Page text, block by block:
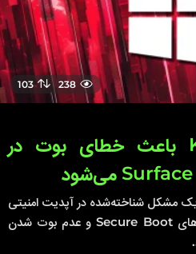
238
103
آپدیت KB۵۰۶۰۵۳۳ باعث خطای بوت در
مشکل شناخته‌شده در آپدیت امنیتی
KB5060533 باعث ایجاد خطاهای Secure Boot و عدم بوت شدن